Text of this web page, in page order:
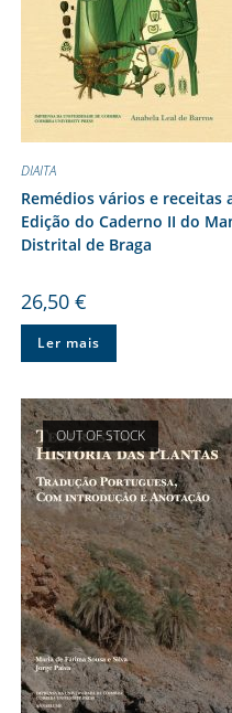
DIAITA
Remédios vários e receitas
Edição do Caderno II do
Distrital de Braga
26,50 €
Ler mais
OUT OF STOCK